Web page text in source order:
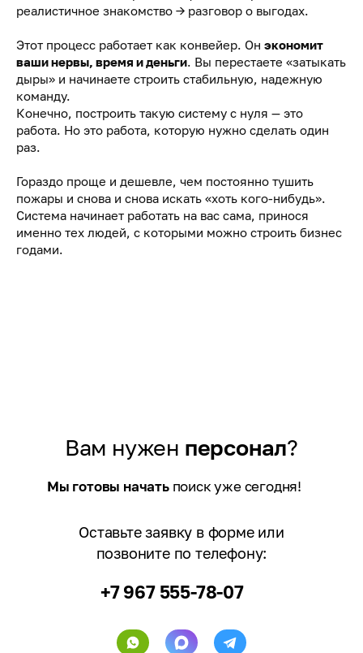
реалистичное знакомство → разговор о выгодах.
Этот процесс работает как конвейер. Он экономит
ваши нервы, время и деньги. Вы перестаете «затыкать
дыры» и начинаете строить стабильную, надежную
команду.
Конечно, построить такую систему с нуля — это
работа. Но это работа, которую нужно сделать один
раз.
Гораздо проще и дешевле, чем постоянно тушить
пожары и снова и снова искать «хоть кого-нибудь».
Система начинает работать на вас сама, принося
именно тех людей, с которыми можно строить бизнес
годами.
Вам нужен персонал?
+7 967 555-78-07
Оставьте заявку в форме или
позвоните по телефону:
Мы готовы начатьпоиск уже сегодня!